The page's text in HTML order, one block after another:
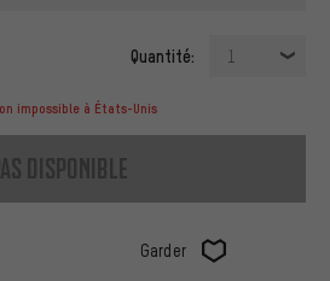
Quantité: 1
impossible à États-Unis
disponible
Garder